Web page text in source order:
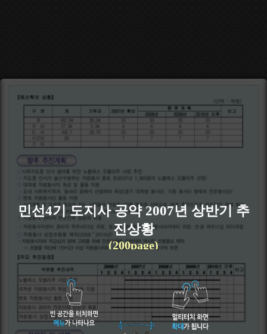
민선4기 도지사 공약 2007년 상반기 추
진상황
(200page)